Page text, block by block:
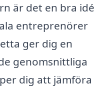
är det en bra idé
entreprenörer
ger dig en
genomsnittliga
dig att jämföra